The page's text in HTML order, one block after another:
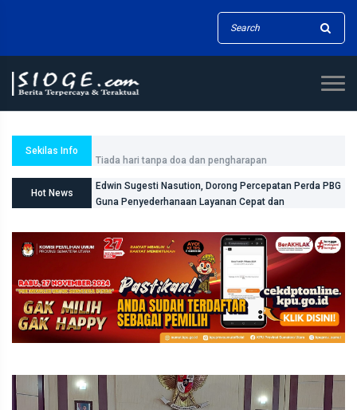
Sekilas Info
Hot News
Edwin Sugesti Nasution, Dorong Percepatan Perda PBG
Guna Penyederhanaan Layanan Cepat dan